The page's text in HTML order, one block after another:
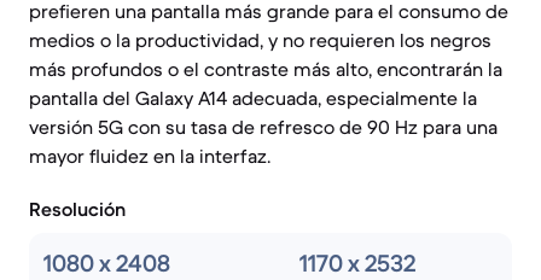
prefieren una pantalla más grande para el consumo de
medios o la productividad, y no requieren los negros
más profundos o el contraste más alto, encontrarán la
pantalla del Galaxy A14 adecuada, especialmente la
versión 5G con su tasa de refresco de 90 Hz para una
mayor fluidez en la interfaz.
Resolución
1080 x 2408 1170 x 2532